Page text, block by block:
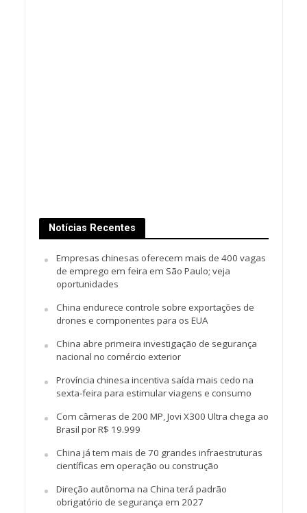
Notícias Recentes
Empresas chinesas oferecem mais de 400 vagas
de emprego em feira em São Paulo; veja
oportunidades
China endurece controle sobre exportações de
drones e componentes para os EUA
China abre primeira investigação de segurança
nacional no comércio exterior
Província chinesa incentiva saída mais cedo na
sexta-feira para estimular viagens e consumo
Com câmeras de 200 MP, Jovi X300 Ultra chega ao
Brasil por R$ 19.999
China já tem mais de 70 grandes infraestruturas
científicas em operação ou construção
Direção autônoma na China terá padrão
obrigatório de segurança em 2027